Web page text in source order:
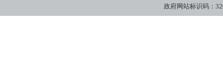
政府网站标识码：